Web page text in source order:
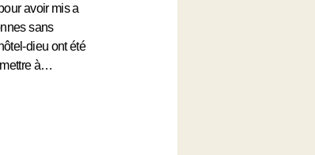
avoir mis a
sans
dieu ont été
à…